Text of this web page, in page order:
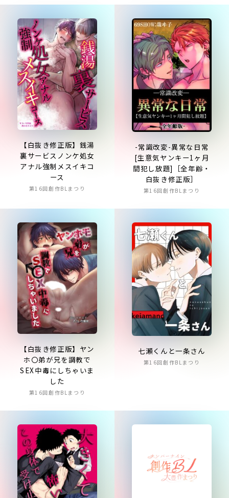
【白抜き修正版】銭湯
裏サービスノンケ処女
アナル強制メスイキコ
ース
第16回創作BLまつり
-常識改変-異常な日常
[生意気ヤンキー1ヶ月
間犯し放題]［全年齢・
白抜き修正版］
第16回創作BLまつり
【白抜き修正版】ヤン
ホ〇弟が兄を調教で
SEX中毒にしちゃいま
した
第16回創作BLまつり
七瀬くんと一条さん
第16回創作BLまつり